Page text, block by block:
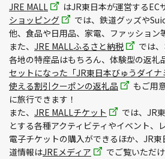
JRE MALL はJR東日本が運営するEC
ショッピング
では、鉄道グッズや
他、食品や日用品、家電、ファッション
また、 JRE MALLふるさと納税
では
各地の特産品はもちろん、体験型の返礼
セットになった「JR東日本びゅうダイ
使える割引クーポンの返礼品
もご用
に旅行できます！
また、 JRE MALLチケット
では、JR
とする各種アクティビティやイベント、
電子チケットの購入ができるほか、JR
道情報はJREメディア でご覧いただけ